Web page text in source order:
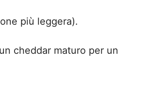
più leggera).
cheddar maturo per un